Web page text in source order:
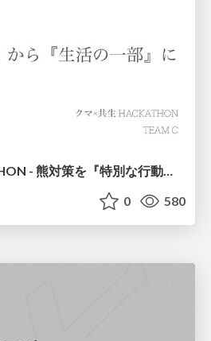
クマ×共生 HACKATHON - 熊対策を『特別な行動」から「生活の一部」に -
0 580